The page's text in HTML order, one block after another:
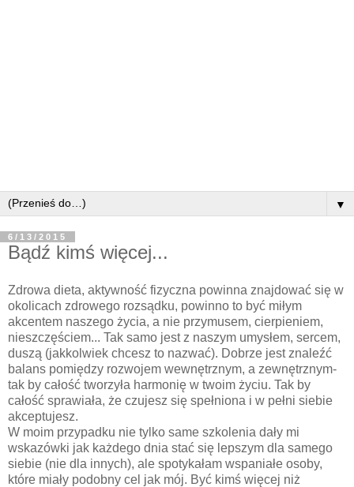
▼
6/13/2015
Bądź kimś więcej...
Zdrowa dieta, aktywność fizyczna powinna znajdować się w
okolicach zdrowego rozsądku, powinno to być miłym
akcentem naszego życia, a nie przymusem, cierpieniem,
nieszczęściem... Tak samo jest z naszym umysłem, sercem,
duszą (jakkolwiek chcesz to nazwać). Dobrze jest znaleźć
balans pomiędzy rozwojem wewnętrznym, a zewnętrznym-
tak by całość tworzyła harmonię w twoim życiu. Tak by
całość sprawiała, że czujesz się spełniona i w pełni siebie
akceptujesz.
W moim przypadku nie tylko same szkolenia dały mi
wskazówki jak każdego dnia stać się lepszym dla samego
siebie (nie dla innych), ale spotykałam wspaniałe osoby,
które miały podobny cel jak mój. Być kimś więcej niż